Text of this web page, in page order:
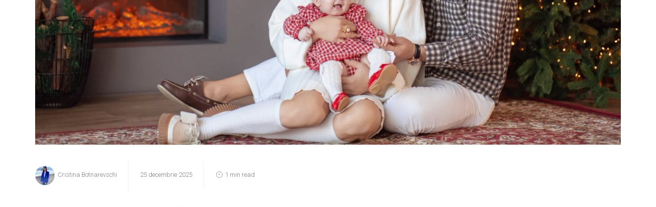
Cristina Botnarevschi 25 decembrie 2025 1 min read